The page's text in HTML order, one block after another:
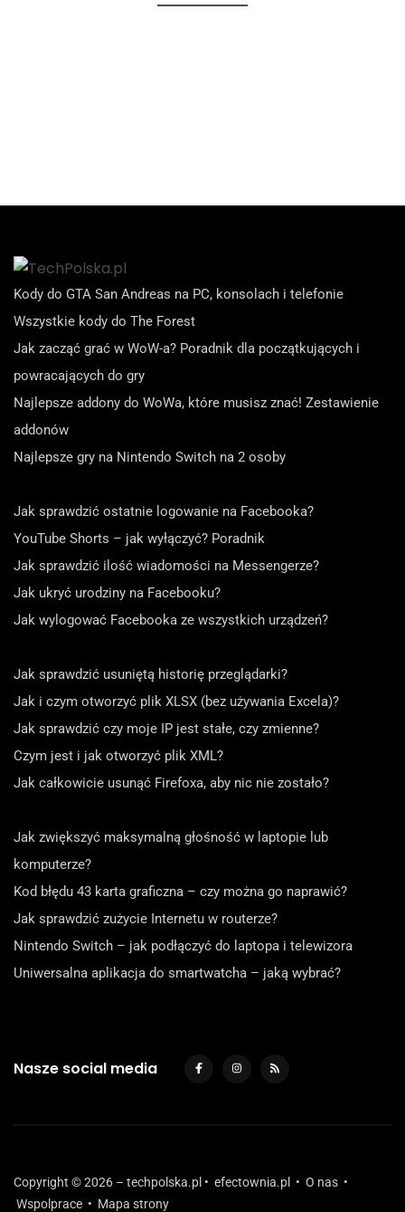
Kody do GTA San Andreas na PC, konsolach i telefonie
Wszystkie kody do The Forest
Jak zacząć grać w WoW-a? Poradnik dla początkujących i
powracających do gry
Najlepsze addony do WoWa, które musisz znać! Zestawienie
addonów
Najlepsze gry na Nintendo Switch na 2 osoby
Jak sprawdzić ostatnie logowanie na Facebooka?
YouTube Shorts – jak wyłączyć? Poradnik
Jak sprawdzić ilość wiadomości na Messengerze?
Jak ukryć urodziny na Facebooku?
Jak wylogować Facebooka ze wszystkich urządzeń?
Jak sprawdzić usuniętą historię przeglądarki?
Jak i czym otworzyć plik XLSX (bez używania Excela)?
Jak sprawdzić czy moje IP jest stałe, czy zmienne?
Czym jest i jak otworzyć plik XML?
Jak całkowicie usunąć Firefoxa, aby nic nie zostało?
Jak zwiększyć maksymalną głośność w laptopie lub
komputerze?
Kod błędu 43 karta graficzna – czy można go naprawić?
Jak sprawdzić zużycie Internetu w routerze?
Nintendo Switch – jak podłączyć do laptopa i telewizora
Uniwersalna aplikacja do smartwatcha – jaką wybrać?
Nasze social media
Copyright © 2026 – techpolska.pl • efectownia.pl • O nas •
Wspolprace • Mapa strony